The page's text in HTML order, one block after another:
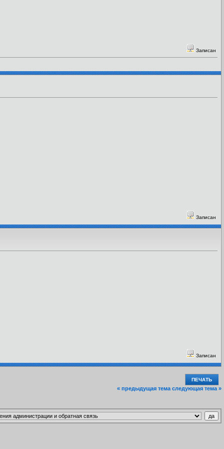
Записан
Записан
Записан
ПЕЧАТЬ
« предыдущая тема следующая тема »